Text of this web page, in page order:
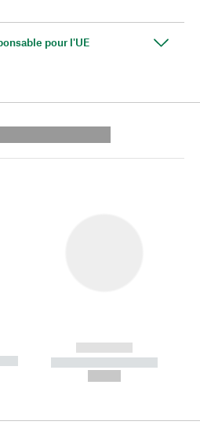
pour l'UE
------------
----------- -----------